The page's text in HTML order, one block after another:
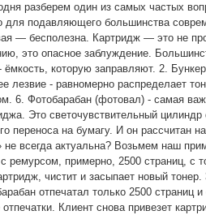
разберем один из самых частых
для подавляющего большинства
— бесполезна. Картридж — это не
это опасное заблуждение.
которую заправляют. 2. Бункер
- равномерно распределает
6. Фотобарабан (фотовал) - самая
Это светочувствительный цилиндр
переноса на бумагу. И он рассчитан
не всегда актуальна? Возьмем наш
ремурсом, примерно, 2500 страниц, с
чистит и засыпает новый
отпечатал только 2500 страниц
Клиент снова привезет